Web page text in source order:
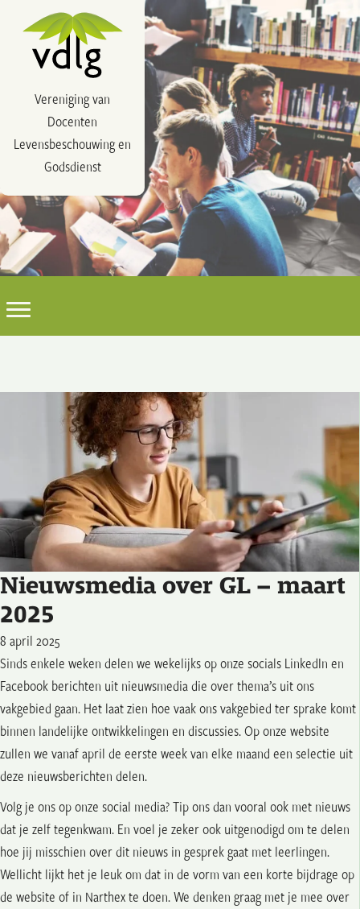
Vereniging van
Docenten
Levensbeschouwing en
Godsdienst
Nieuwsmedia over GL – maart
2025
8 april 2025
Sinds enkele weken delen we wekelijks op onze socials LinkedIn en
Facebook berichten uit nieuwsmedia die over thema’s uit ons
vakgebied gaan. Het laat zien hoe vaak ons vakgebied ter sprake komt
binnen landelijke ontwikkelingen en discussies. Op onze website
zullen we vanaf april de eerste week van elke maand een selectie uit
deze nieuwsberichten delen.
Volg je ons op onze social media? Tip ons dan vooral ook met nieuws
dat je zelf tegenkwam. En voel je zeker ook uitgenodigd om te delen
hoe jij misschien over dit nieuws in gesprek gaat met leerlingen.
Wellicht lijkt het je leuk om dat in de vorm van een korte bijdrage op
de website of in Narthex te doen. We denken graag met je mee over